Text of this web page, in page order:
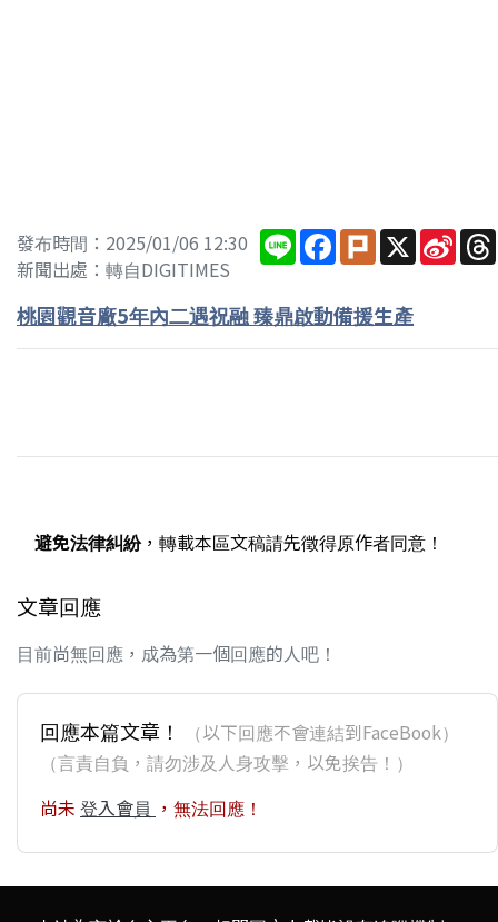
發布時間：2025/01/06 12:30
新聞出處：轉自DIGITIMES
Line Facebook
PlurkX Sina
桃園觀音廠5年內二遇祝融 臻鼎啟動備援生產
避免法律糾紛，轉載本區文稿請先徵得原作者同意！
文章回應
目前尚無回應，成為第一個回應的人吧！
回應本篇文章！
（以下回應不會連結到FaceBook）
（言責自負，請勿涉及人身攻擊，以免挨告！）
尚未 登入會員 ，無法回應！